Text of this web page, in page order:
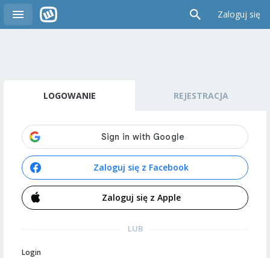
Zaloguj się
LOGOWANIE REJESTRACJA
Zaloguj się z Facebook
Zaloguj się z Apple
LUB
Login